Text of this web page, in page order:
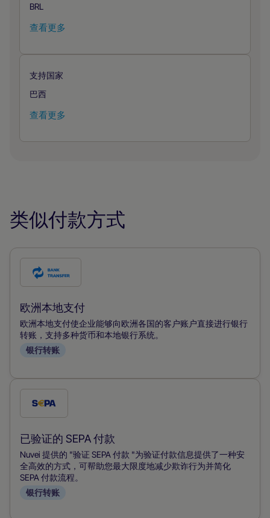
BRL
查看更多
支持国家
巴西
查看更多
类似付款方式
选
此
付
款
方
欧洲本地支付
欧洲本地支付使企业能够向欧洲各国的客户账户直接进行银行
转账，支持多种货币和本地银行系统。
银行转账
选
此
付
款
方
式
已验证的 SEPA 付款
Nuvei 提供的 "验证 SEPA 付款 "为验证付款信息提供了一种安
全高效的方式，可帮助您最大限度地减少欺诈行为并简化
SEPA 付款流程。
银行转账